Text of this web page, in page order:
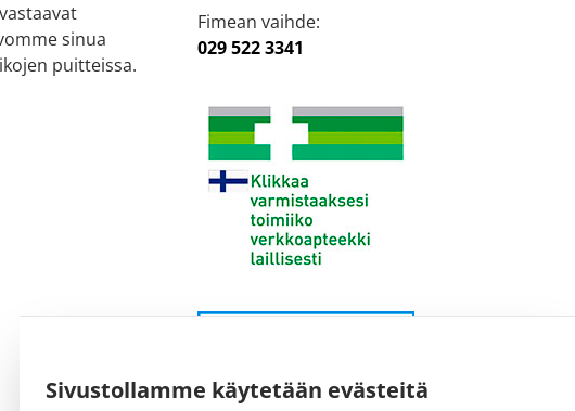
Sivustollamme käytetään evästeitä
sinua
puitteissa.
Fimean vaihde:
029 522 3341